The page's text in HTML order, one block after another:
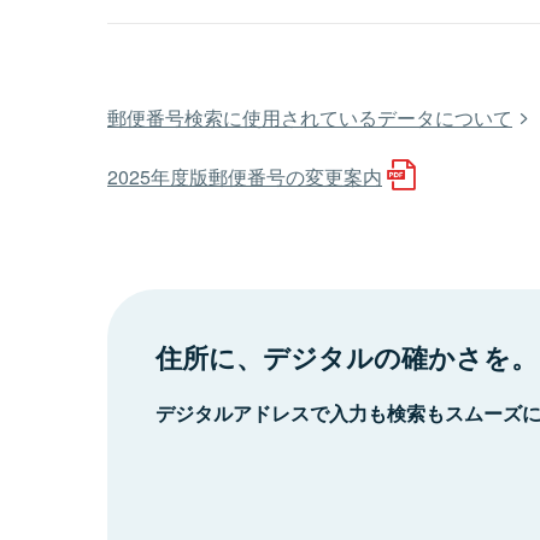
郵便番号検索に使用されているデータについて
2025年度版郵便番号の変更案内
住所に、デジタルの確かさを。
デジタルアドレスで入力も検索もスムーズ